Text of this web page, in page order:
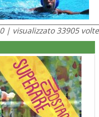
| visualizzato 33905 volte